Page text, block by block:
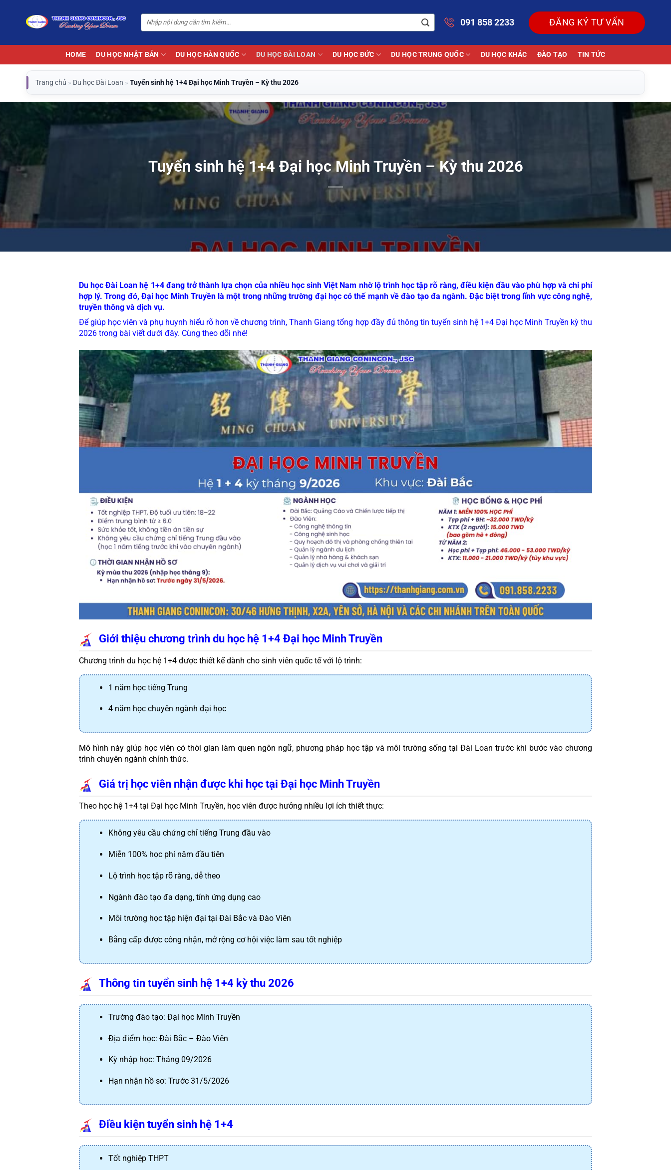
dung
091 858 2233 ĐĂNG KÝ TƯ VẤN
HOME DU HỌC NHẬT BẢN DU HỌC HÀN QUỐC DU HỌC ĐÀI LOAN DU HỌC ĐỨC DU HỌC TRUNG QUỐC DU HỌC KHÁC ĐÀO TẠO TIN TỨC
Trang chủ » Du học Đài Loan » Tuyển sinh hệ 1+4 Đại học Minh Truyền – Kỳ thu 2026
Tuyển sinh hệ 1+4 Đại học Minh Truyền – Kỳ thu 2026
Du học Đài Loan hệ 1+4 đang trở thành lựa chọn của nhiều học sinh Việt Nam nhờ lộ trình học tập rõ ràng, điều kiện đầu vào phù hợp và chi phí
hợp lý. Trong đó, Đại học Minh Truyền là một trong những trường đại học có thế mạnh về đào tạo đa ngành. Đặc biệt trong lĩnh vực công nghệ,
truyền thông và dịch vụ.
Để giúp học viên và phụ huynh hiểu rõ hơn về chương trình, Thanh Giang tổng hợp đầy đủ thông tin tuyển sinh hệ 1+4 Đại học Minh Truyền kỳ thu
2026 trong bài viết dưới đây. Cùng theo dõi nhé!
Giới thiệu chương trình du học hệ 1+4 Đại học Minh Truyền
Chương trình du học hệ 1+4 được thiết kế dành cho sinh viên quốc tế với lộ trình:
1 năm học tiếng Trung
4 năm học chuyên ngành đại học
Mô hình này giúp học viên có thời gian làm quen ngôn ngữ, phương pháp học tập và môi trường sống tại Đài Loan trước khi bước vào chương
trình chuyên ngành chính thức.
Giá trị học viên nhận được khi học tại Đại học Minh Truyền
Theo học hệ 1+4 tại Đại học Minh Truyền, học viên được hưởng nhiều lợi ích thiết thực:
Không yêu cầu chứng chỉ tiếng Trung đầu vào
Miễn 100% học phí năm đầu tiên
Lộ trình học tập rõ ràng, dễ theo
Ngành đào tạo đa dạng, tính ứng dụng cao
Môi trường học tập hiện đại tại Đài Bắc và Đào Viên
Bằng cấp được công nhận, mở rộng cơ hội việc làm sau tốt nghiệp
Thông tin tuyển sinh hệ 1+4 kỳ thu 2026
Trường đào tạo: Đại học Minh Truyền
Địa điểm học: Đài Bắc – Đào Viên
Kỳ nhập học: Tháng 09/2026
Hạn nhận hồ sơ: Trước 31/5/2026
Điều kiện tuyển sinh hệ 1+4
Tốt nghiệp THPT